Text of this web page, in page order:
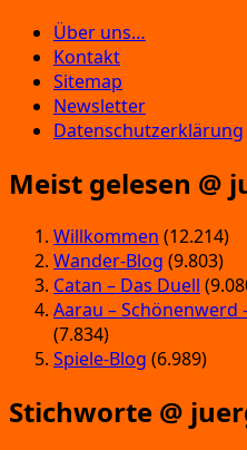
Über uns…
Kontakt
Sitemap
Newsletter
Datenschutzerklärung
Meist gelesen @
Willkommen (12.214)
Wander-Blog (9.803)
Catan – Das Duell
Aarau – Schönenwerd
(7.834)
Spiele-Blog (6.989)
Stichworte @